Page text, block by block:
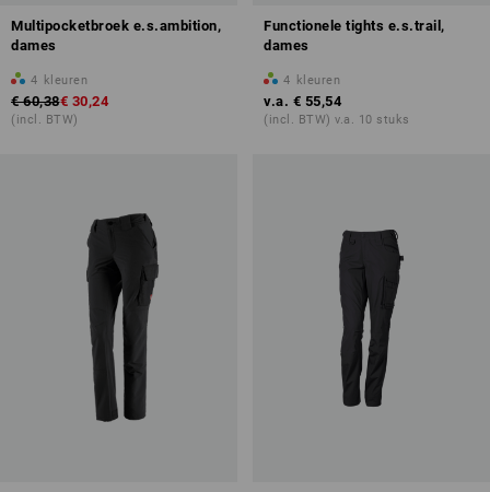
Multipocketbroek e.s.ambition,
dames
4 kleuren
€ 60,38€ 30,24
(incl. BTW)
Functionele tights e.s.trail,
dames
4 kleuren
v.a. € 55,54
(incl. BTW) v.a. 10 stuks